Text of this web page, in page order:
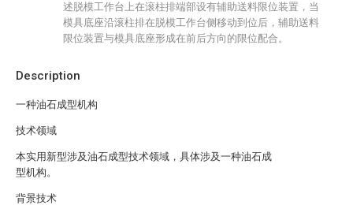
Description
一种油石成型机构
技术领域
本实用新型涉及油石成型技术领域，具体涉及一种油石成
型机构。
背景技术
述脱模工作台上在滚柱排端部设有辅助送料限位装置，当
模具底座沿滚柱排在脱模工作台侧移动到位后，辅助送料
限位装置与模具底座形成在前后方向的限位配合。